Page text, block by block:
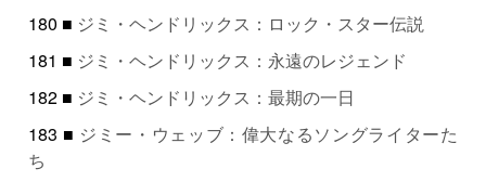
180 ■ ジミ・ヘンドリックス：ロック・スター伝説
181 ■ ジミ・ヘンドリックス：永遠のレジェンド
182 ■ ジミ・ヘンドリックス：最期の一日
183 ■ ジミー・ウェッブ：偉大なるソングライターた
ち